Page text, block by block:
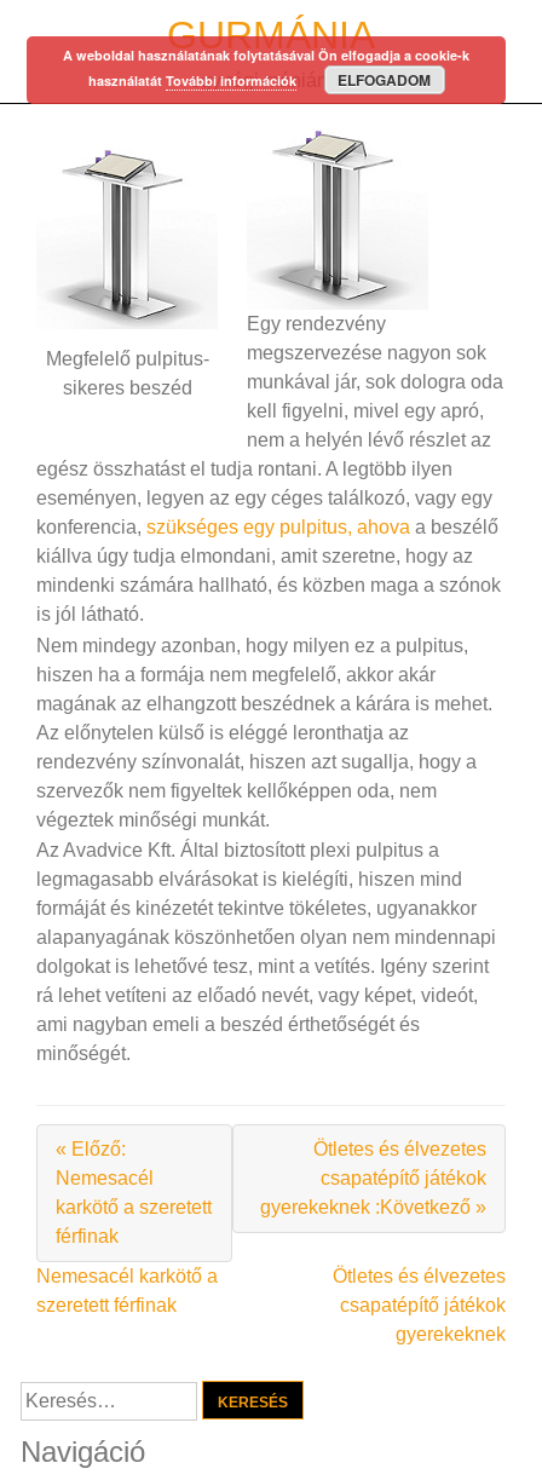
GURMÁNIA
egy régi mániám…
Megfelelő pulpitus-
sikeres beszéd
Egy rendezvény
megszervezése nagyon sok
munkával jár, sok dologra oda
kell figyelni, mivel egy apró,
nem a helyén lévő részlet az
egész összhatást el tudja rontani. A legtöbb ilyen
eseményen, legyen az egy céges találkozó, vagy egy
konferencia, szükséges egy pulpitus, ahova a beszélő
kiállva úgy tudja elmondani, amit szeretne, hogy az
mindenki számára hallható, és közben maga a szónok
is jól látható.
Nem mindegy azonban, hogy milyen ez a pulpitus,
hiszen ha a formája nem megfelelő, akkor akár
magának az elhangzott beszédnek a kárára is mehet.
Az előnytelen külső is eléggé leronthatja az
rendezvény színvonalát, hiszen azt sugallja, hogy a
szervezők nem figyeltek kellőképpen oda, nem
végeztek minőségi munkát.
Az Avadvice Kft. Által biztosított plexi pulpitus a
legmagasabb elvárásokat is kielégíti, hiszen mind
formáját és kinézetét tekintve tökéletes, ugyanakkor
alapanyagának köszönhetően olyan nem mindennapi
dolgokat is lehetővé tesz, mint a vetítés. Igény szerint
rá lehet vetíteni az előadó nevét, vagy képet, videót,
ami nagyban emeli a beszéd érthetőségét és
minőségét.
« Előző:
Nemesacél
karkötő a szeretett
férfinak
Ötletes és élvezetes
csapatépítő játékok
gyerekeknek :Következő »
Bejegyzés
navigáció
Nemesacél karkötő a
szeretett férfinak
Ötletes és élvezetes
csapatépítő játékok
gyerekeknek
Keresés:
Navigáció
A weboldal használatának folytatásával Ön elfogadja a cookie-k
használatát További információk ELFOGADOM